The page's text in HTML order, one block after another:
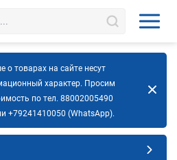
о товарах на сайте несут
характер. Просим
по тел. 88002005490
+79241410050 (WhatsApp).